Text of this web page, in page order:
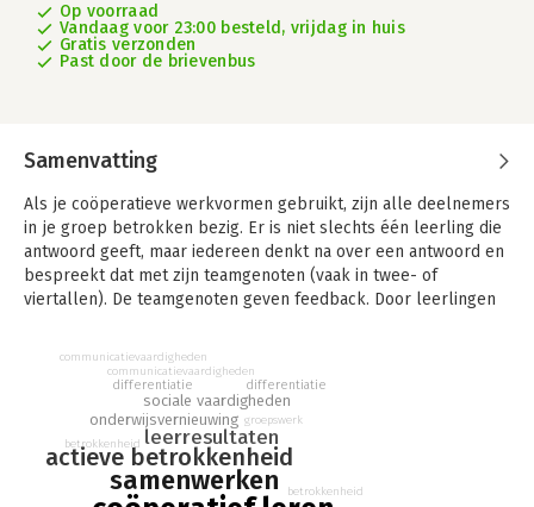
Op voorraad
Vandaag voor 23:00 besteld, vrijdag in huis
Gratis verzonden
Past door de brievenbus
Samenvatting
Als je coöperatieve werkvormen gebruikt, zijn alle deelnemers
in je groep betrokken bezig. Er is niet slechts één leerling die
antwoord geeft, maar iedereen denkt na over een antwoord en
bespreekt dat met zijn teamgenoten (vaak in twee- of
viertallen). De teamgenoten geven feedback. Door leerlingen
Coöperatief Leren is iets anders dan samenwerken of
groepswerk. Bij ‘normaal’ groepswerk zie je vaak dat enkele
teamleden de kar trekken en de rest achterover leunt. Dit
bevordert de leerprestaties juist niet. Daarom bedacht dr.
Spencer Kagan een aantal coöperatieve werkvormen, waarin
samenwerken
actieve betrokkenheid
leerresultaten
onderwijsvernieuwing
sociale vaardigheden
groepswerk
betrokkenheid
differentiatie
communicatievaardigheden
betrokkenheid
differentiatie
communicatievaardigheden